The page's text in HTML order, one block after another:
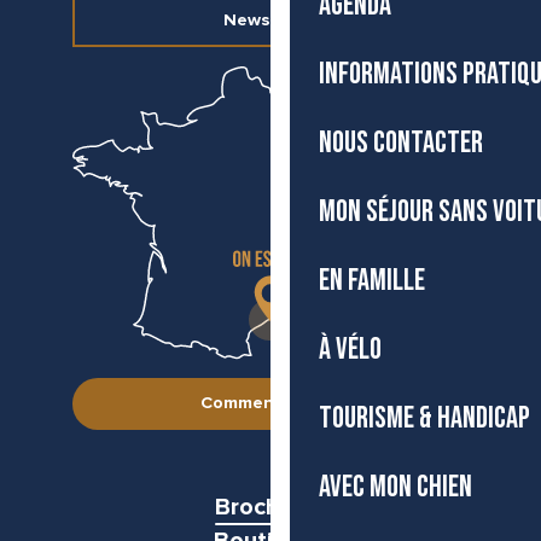
INFORMATIONS
NOUS CONTACTER
MON SÉJOUR SANS
EN FAMILLE
À VÉLO
TOURISME & HANDICAP
AVEC MON CHIEN
Newsletter
Comment venir ?
Brochures